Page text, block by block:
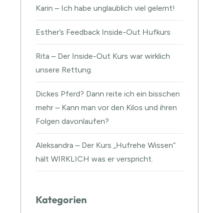
Karin – Ich habe unglaublich viel gelernt!
Esther’s Feedback Inside-Out Hufkurs
Rita – Der Inside-Out Kurs war wirklich
unsere Rettung.
Dickes Pferd? Dann reite ich ein bisschen
mehr – Kann man vor den Kilos und ihren
Folgen davonlaufen?
Aleksandra – Der Kurs „Hufrehe Wissen“
hält WIRKLICH was er verspricht.
Kategorien